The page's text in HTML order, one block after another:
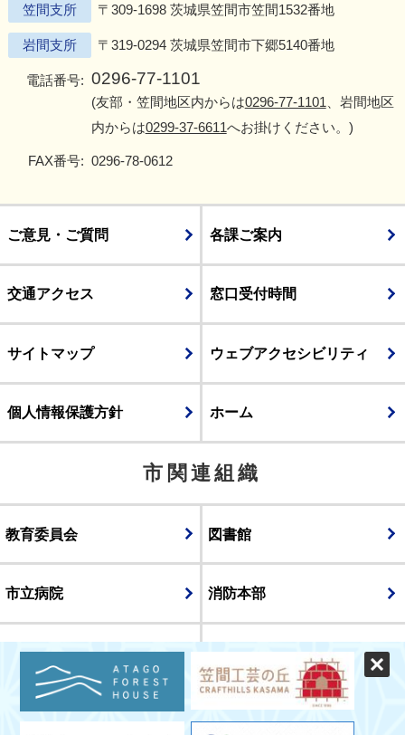
笠間支所 〒309-1698 茨城県笠間市笠間1532番地
岩間支所 〒319-0294 茨城県笠間市下郷5140番地
電話番号: 0296-77-1101
(友部・笠間地区内からは0296-77-1101 、岩間地区
内からは0299-37-6611へお掛けください。)
FAX番号: 0296-78-0612
ご意見・ご質問 各課ご案内
交通アクセス 窓口受付時間
サイトマップ ウェブアクセシビリティ
個人情報保護方針 ホーム
市関連組織
教育委員会 図書館
市立病院 消防本部
議会
表示 スマートフォン版 パソコン版